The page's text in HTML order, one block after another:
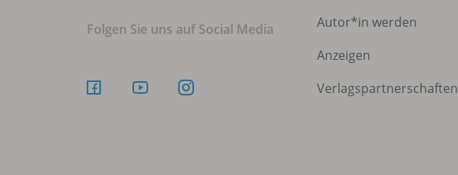
Folgen Sie uns auf Social Media
Autor*in werden
Anzeigen
Verlagspartnerschaften